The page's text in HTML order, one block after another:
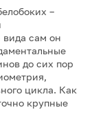
–
вида сам он
до сих пор
цикла. Как
крупные